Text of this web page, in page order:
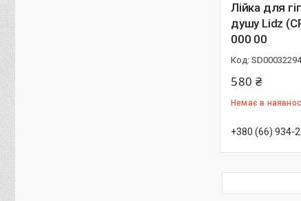
Лійка для
душу Lidz
000 00
SD00032294
580 ₴
Немає в
+380 (66) 934-